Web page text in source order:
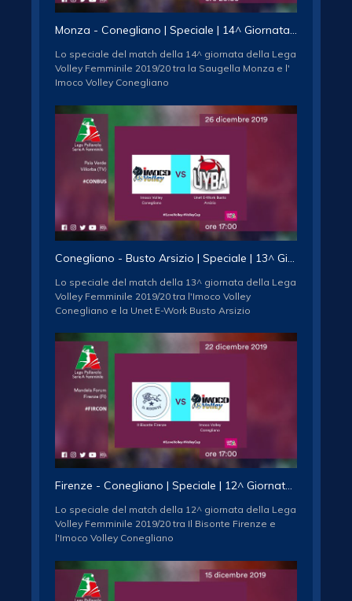
TWITTER: http://www.twitter.com/legavolleyfem/
INSTAGRAM:
http://www.instagram.com/legavolleyfemminile/
Monza - Conegliano | Speciale | 14^ Giornata | Lega Volley Femminile 2019/20
Lo speciale del match della 14^ giornata della Lega
Volley Femminile 2019/20 tra la Saugella Monza e l'
Imoco Volley Conegliano
A Femminile / Subscribe to the official Female Italian
Volleyball League Association channel
http://www.youtube.com/subscription_center?
add_user=legavolleyAF
Seguici sui social network / follow us
http://www.facebook.com/legavolleyfemminile/
TWITTER: http://www.twitter.com/legavolleyfem/
INSTAGRAM:
http://www.instagram.com/legavolleyfemminile/
Lo speciale del match della 13^ giornata della Lega
Volley Femminile 2019/20 tra l'Imoco Volley
Conegliano e la Unet E-Work Busto Arsizio
A Femminile / Subscribe to the official Female Italian
Volleyball League Association channel
http://www.youtube.com/subscription_center?
add_user=legavolleyAF
Seguici sui social network / follow us
FACEBOOK:
http://www.facebook.com/legavolleyfemminile/
TWITTER: http://www.twitter.com/legavolleyfem/
INSTAGRAM:
http://www.instagram.com/legavolleyfemminile/
Firenze - Conegliano | Speciale | 12^ Giornata | Lega Volley Femminile 2019/20
Lo speciale del match della 12^ giornata della Lega
Volley Femminile 2019/20 tra Il Bisonte Firenze e
l'Imoco Volley Conegliano
A Femminile / Subscribe to the official Female Italian
Volleyball League Association channel